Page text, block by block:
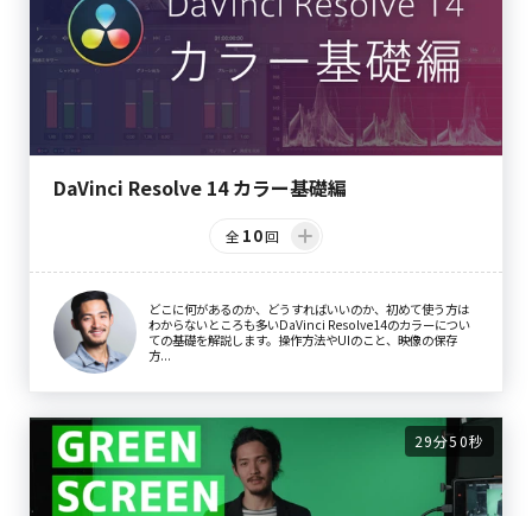
DaVinci Resolve 14 カラー基礎編
全 10回
どこに何があるのか、どうすればいいのか、初めて使う方は
わからないところも多いDaVinci Resolve14のカラーについ
ての基礎を解説します。操作方法やUIのこと、映像の保存
方...
29分50秒